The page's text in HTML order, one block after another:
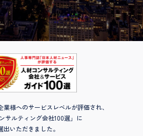
様へのサービスレベルが評価され、
ンサルティング会社100選」に
出いただきました。